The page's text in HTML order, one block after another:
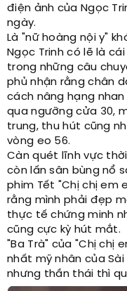
điện ảnh của Ngọc
ngày.
Là "nữ hoàng nội y"
Ngọc Trinh có lẽ là
trong những câu
phủ nhận rằng chân
cách nâng hạng
qua ngưỡng cửa 30,
trung, thu hút cũng
vòng eo 56.
Càn quét lĩnh vực
còn lấn sân bùng nổ
phim Tết "Chị chị em
rằng mình phải đẹp
thực tế chứng minh
cũng cực kỳ hút mắt.
"Ba Trà" của "Chị chị
nhất mỹ nhân của
nhưng thần thái thì